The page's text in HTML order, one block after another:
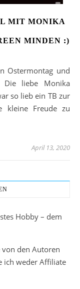
MIT MONIKA
MINDEN :)
liebe Monika
so lieb ein TB zur
kleine Freude zu
April 13, 2020
Hobby – dem
von den Autoren
ich weder Affiliate